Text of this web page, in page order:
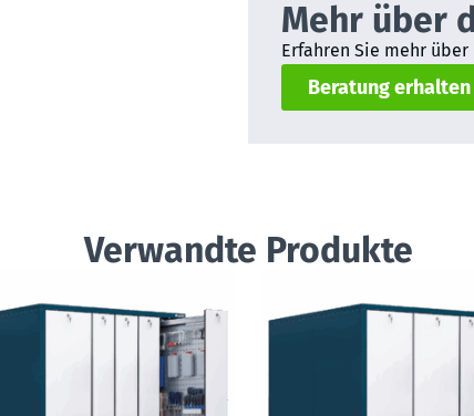
Mehr über
Erfahren Sie mehr
Beratung erhalten
Verwandte Produkte